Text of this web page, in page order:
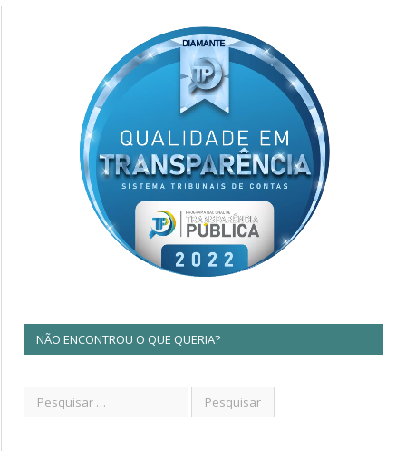
NÃO ENCONTROU O QUE QUERIA?